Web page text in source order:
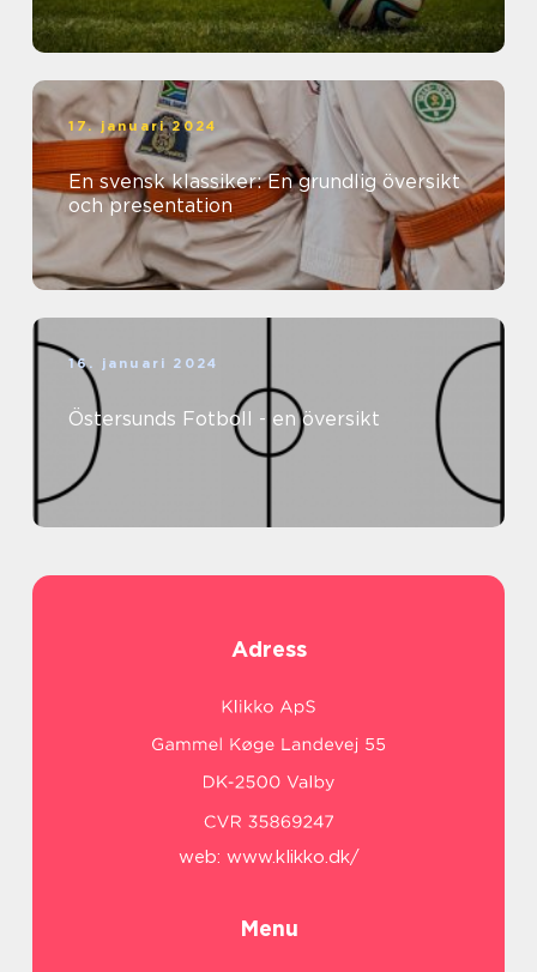
17. januari 2024
En svensk klassiker: En grundlig översikt
och presentation
16. januari 2024
Östersunds Fotboll - en översikt
Adress
web: www.klikko.dk/
Menu